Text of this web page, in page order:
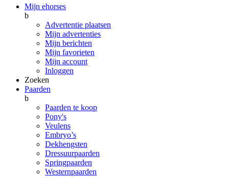
Mijn ehorses
b
Advertentie plaatsen
Mijn advertenties
Mijn berichten
Mijn favorieten
Mijn account
Inloggen
Zoeken
Paarden
b
Paarden te koop
Pony's
Veulens
Embryo’s
Dekhengsten
Dressuurpaarden
Springpaarden
Westernpaarden